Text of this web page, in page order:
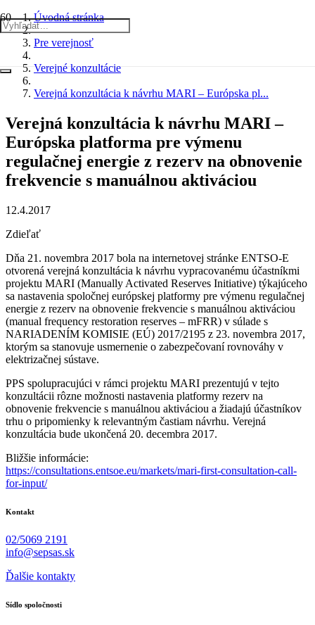
Úvodná stránka
Pre verejnosť
Verejné konzultácie
Verejná konzultácia k návrhu MARI – Európska pl...
Verejná konzultácia k návrhu MARI –
Európska platforma pre výmenu
regulačnej energie z rezerv na obnovenie
frekvencie s manuálnou aktiváciou
12.4.2017
Zdieľať
Dňa 21. novembra 2017 bola na internetovej stránke ENTSO-E
otvorená verejná konzultácia k návrhu vypracovanému účastníkmi
projektu MARI (Manually Activated Reserves Initiative) týkajúceho
sa nastavenia spoločnej európskej platformy pre výmenu regulačnej
energie z rezerv na obnovenie frekvencie s manuálnou aktiváciou
(manual frequency restoration reserves – mFRR) v súlade s
NARIADENÍM KOMISIE (EÚ) 2017/2195 z 23. novembra 2017,
ktorým sa stanovuje usmernenie o zabezpečovaní rovnováhy v
elektrizačnej sústave.
PPS spolupracujúci v rámci projektu MARI prezentujú v tejto
konzultácii rôzne možnosti nastavenia platformy rezerv na
obnovenie frekvencie s manuálnou aktiváciou a žiadajú účastníkov
trhu o pripomienky k relevantným častiam návrhu. Verejná
konzultácia bude ukončená 20. decembra 2017.
Bližšie informácie:
https://consultations.entsoe.eu/markets/mari-first-consultation-call-
for-input/
Kontakt
02/5069 2191
info@sepsas.sk
Ďalšie kontakty
Sídlo spoločnosti